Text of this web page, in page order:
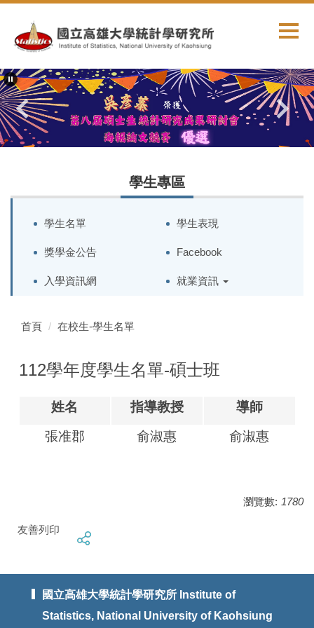
主
內
容
區
學生專區
學生名單 學生表現
獎學金公告 Facebook
入學資訊網 就業資訊
首頁 在校生-學生名單
112學年度學生名單-碩士班
姓名 指導教授
導師
張准郡
俞淑惠 俞淑惠
瀏覽數: 1780
友善列印
國立高雄大學統計學研究所 Institute of
Statistics, National University of Kaohsiung